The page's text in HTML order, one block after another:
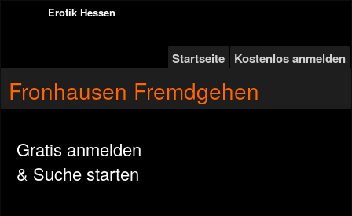
Erotik Hessen
Startseite Kostenlos anmelden
Fronhausen Fremdgehen
Gratis anmelden
& Suche starten